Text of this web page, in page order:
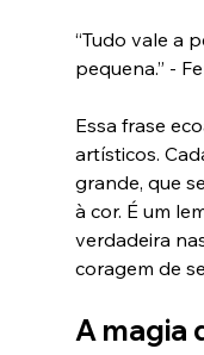
“Tudo vale a
pequena.” -
Essa frase
artísticos.
grande, que
à cor. É um
verdadeira
coragem de
A magia